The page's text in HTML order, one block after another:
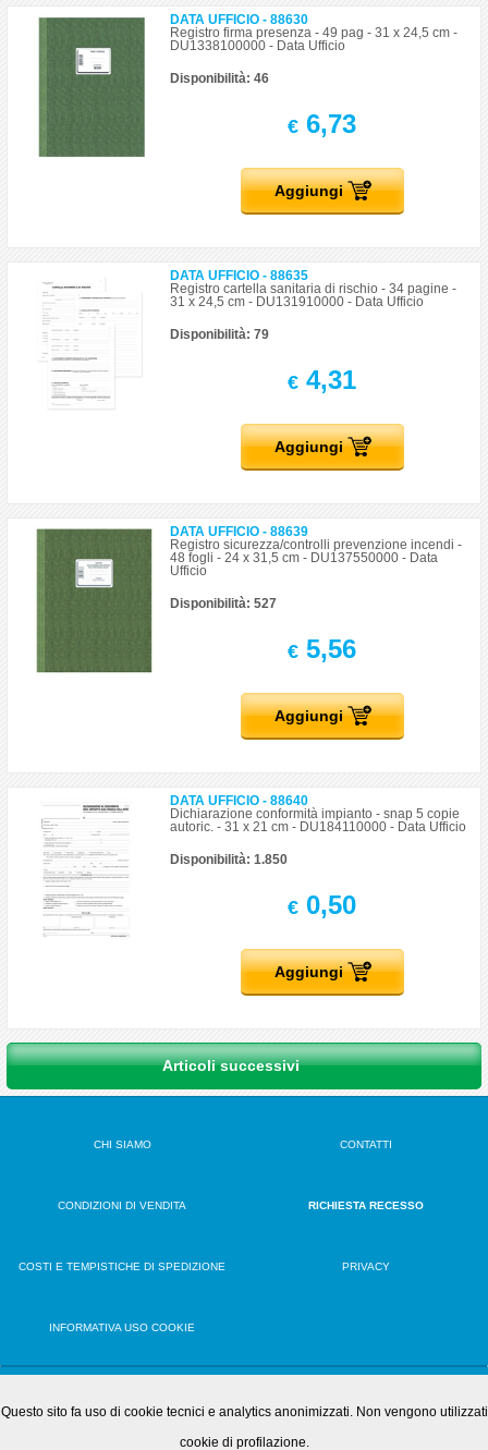
DATA UFFICIO - 88630
Registro firma presenza - 49 pag - 31 x 24,5 cm -
DU1338100000 - Data Ufficio
Disponibilità: 46
€ 6,73
Aggiungi
DATA UFFICIO - 88635
Registro cartella sanitaria di rischio - 34 pagine -
31 x 24,5 cm - DU131910000 - Data Ufficio
Disponibilità: 79
€ 4,31
Aggiungi
DATA UFFICIO - 88639
Registro sicurezza/controlli prevenzione incendi -
48 fogli - 24 x 31,5 cm - DU137550000 - Data
Ufficio
Disponibilità: 527
€ 5,56
Aggiungi
DATA UFFICIO - 88640
Dichiarazione conformità impianto - snap 5 copie
autoric. - 31 x 21 cm - DU184110000 - Data Ufficio
Disponibilità: 1.850
€ 0,50
Aggiungi
Articoli successivi
CHI SIAMO CONTATTI
CONDIZIONI DI VENDITA RICHIESTA RECESSO
COSTI E TEMPISTICHE DI SPEDIZIONE PRIVACY
INFORMATIVA USO COOKIE
OFFICE PLAY S.R.L.S. • Via Poppea Sabina, 96 00131 Roma (RM) • Tel. 0651846666
Questo sito fa uso di cookie tecnici e analytics anonimizzati. Non vengono utilizzati
cookie di profilazione.